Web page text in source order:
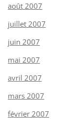
août 2007
juillet 2007
juin 2007
mai 2007
avril 2007
mars 2007
février 2007